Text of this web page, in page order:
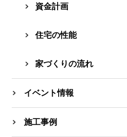
資⾦計画
住宅の性能
家づくりの流れ
イベント情報
施工事例